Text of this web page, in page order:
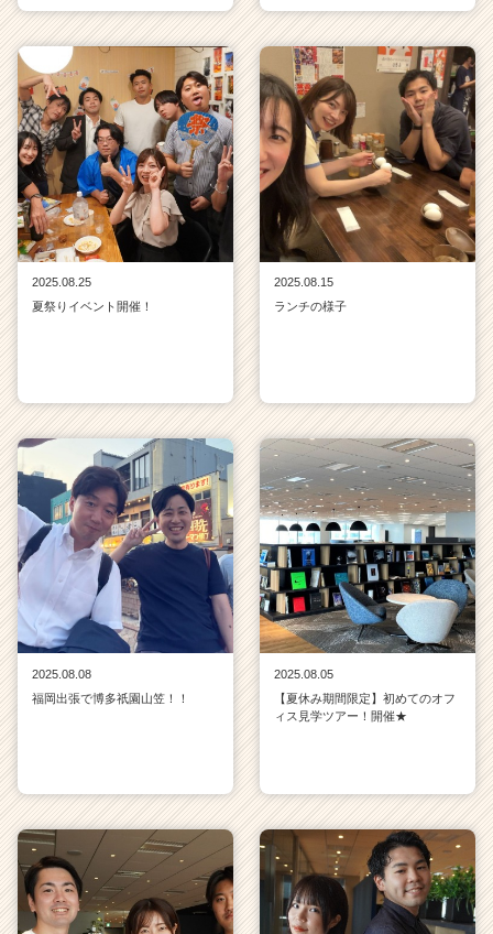
2025.08.25
夏祭りイベント開催！
2025.08.15
ランチの様子
2025.08.08
福岡出張で博多祇園山笠！！
2025.08.05
【夏休み期間限定】初めてのオフ
ィス見学ツアー！開催★